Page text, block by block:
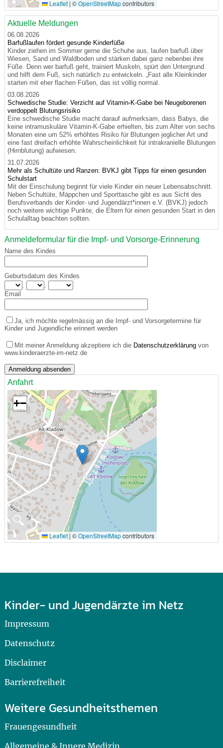
Leaflet | ©OpenStreetMapcontributors
Aktuelle Meldungen
06.08.2026
Barfußlaufen fördert gesunde Kinderfüße
Kinder ziehen im Sommer gerne die Schuhe aus, laufen barfuß über
Wiesen, Sand und Waldboden und stärken dabei ganz nebenbei ihre
Füße. Denn wer barfuß geht, trainiert Muskeln, spürt den Untergrund
und hilft dem Fuß, sich natürlich zu entwickeln. „Fast alle Kleinkinder
starten mit eher flachen Füßen, das ist völlig normal.
03.08.2026
Schwedische Studie: Verzicht auf Vitamin-K-Gabe bei Neugeborenen
verdoppelt Blutungsrisiko
Eine schwedische Studie macht darauf aufmerksam, dass Babys, die
keine intramuskuläre Vitamin-K-Gabe erhielten, bis zum Alter von sechs
Monaten eine um 52% erhöhtes Risiko für Blutungen jeglicher Art und
eine fast dreifach erhöhte Wahrscheinlichkeit für intrakranielle Blutungen
(Hirnblutung) aufwiesen.
31.07.2026
Mehr als Schultüte und Ranzen: BVKJ gibt Tipps für einen gesunden
Schulstart
Mit der Einschulung beginnt für viele Kinder ein neuer Lebensabschnitt.
Neben Schultüte, Mäppchen und Sporttasche gibt es aus Sicht des
Berufsverbands der Kinder- und Jugendärzt*innen e.V. (BVKJ) jedoch
noch weitere wichtige Punkte, die Eltern für einen gesunden Start in den
Schulalltag beachten sollten.
Anmeldeformular für die Impf- und Vorsorge-Erinnerung
Name des Kindes
Geburtsdatum des Kindes
Email
Ja, ich möchte regelmässig an die Impf- und Vorsorgetermine für
Kinder und Jugendliche erinnert werden
Mit meiner Anmeldung akzeptiere ich die Datenschutzerklärungvon
www.kinderaerzte-im-netz.de
Anfahrt
🔍
+−
Leaflet | ©OpenStreetMapcontributors
Kinder- und Jugendärzte im Netz
Impressum
Datenschutz
Disclaimer
Barrierefreiheit
Weitere Gesundheitsthemen
Frauengesundheit
Allgemeine & Innere Medizin